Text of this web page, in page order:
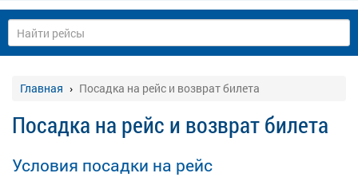
Главная Посадка на рейс и возврат билета
Посадка на рейс и возврат билета
Условия посадки на рейс